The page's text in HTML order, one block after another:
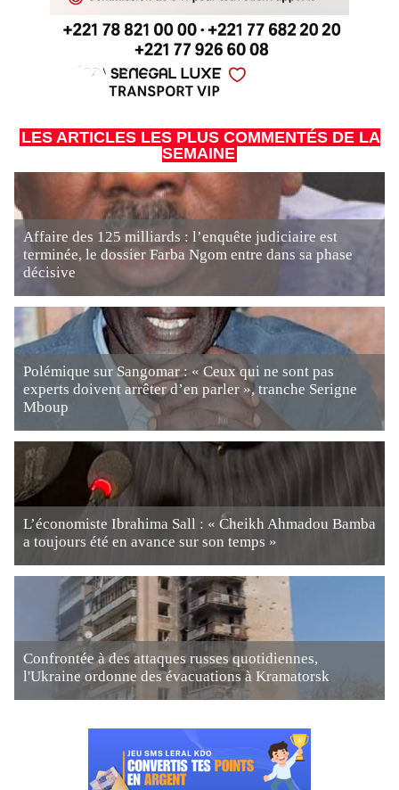
LES ARTICLES LES PLUS COMMENTÉS DE LA
SEMAINE
Affaire des 125 milliards : l’enquête judiciaire est
terminée, le dossier Farba Ngom entre dans sa phase
décisive
Polémique sur Sangomar : « Ceux qui ne sont pas
experts doivent arrêter d’en parler », tranche Serigne
Mboup
L’économiste Ibrahima Sall : « Cheikh Ahmadou Bamba
a toujours été en avance sur son temps »
Confrontée à des attaques russes quotidiennes,
l'Ukraine ordonne des évacuations à Kramatorsk